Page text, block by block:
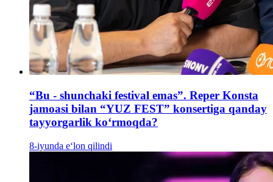
“Bu - shunchaki festival emas”. Reper Konsta
jamoasi bilan “YUZ FEST” konsertiga qanday
tayyorgarlik ko‘rmoqda?
8-iyunda e‘lon qilindi